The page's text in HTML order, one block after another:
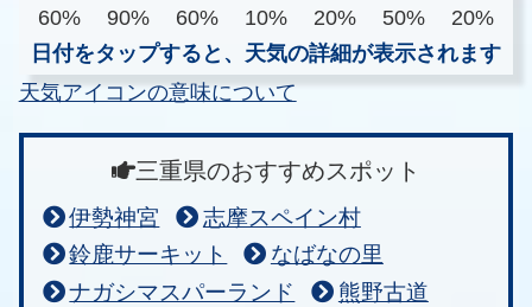
60%
90% 60% 10% 20% 50%
20%
日付をタップすると、天気の詳細が表示されます
天気アイコンの意味について
三重県のおすすめスポット
伊勢神宮
志摩スペイン村
鈴鹿サーキット
なばなの里
ナガシマスパーランド
熊野古道